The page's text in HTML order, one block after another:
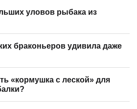
уловов рыбака из
браконьеров удивила даже
«кормушка с леской» для